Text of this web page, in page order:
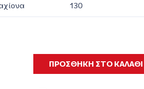
130
ΠΡΟΣΘΗΚΗ ΣΤΟ ΚΑΛΑΘΙ